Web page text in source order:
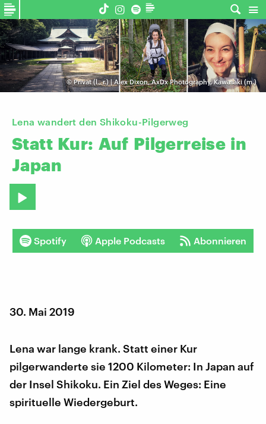
©Privat (l., r.) | Alex Dixon, AxDx Photography, Kawasaki (m.)
Lena wandert den Shikoku-Pilgerweg
Statt Kur: Auf Pilgerreise in
Japan
Spotify Apple Podcasts Abonnieren
30. Mai 2019
Lena war lange krank. Statt einer Kur
pilgerwanderte sie 1200 Kilometer: In Japan auf
der Insel Shikoku. Ein Ziel des Weges: Eine
spirituelle Wiedergeburt.